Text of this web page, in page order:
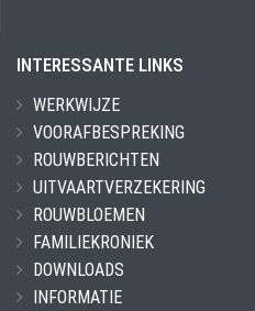
INTERESSANTE LINKS
WERKWIJZE
VOORAFBESPREKING
ROUWBERICHTEN
UITVAARTVERZEKERING
ROUWBLOEMEN
FAMILIEKRONIEK
DOWNLOADS
INFORMATIE